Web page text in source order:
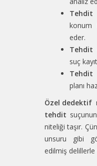
Tehdit
konum
eder.
Tehdit
suç
Tehdit
planı
Özel dedektif
tehdit
niteliği taşır.
unsuru gibi
edilmiş